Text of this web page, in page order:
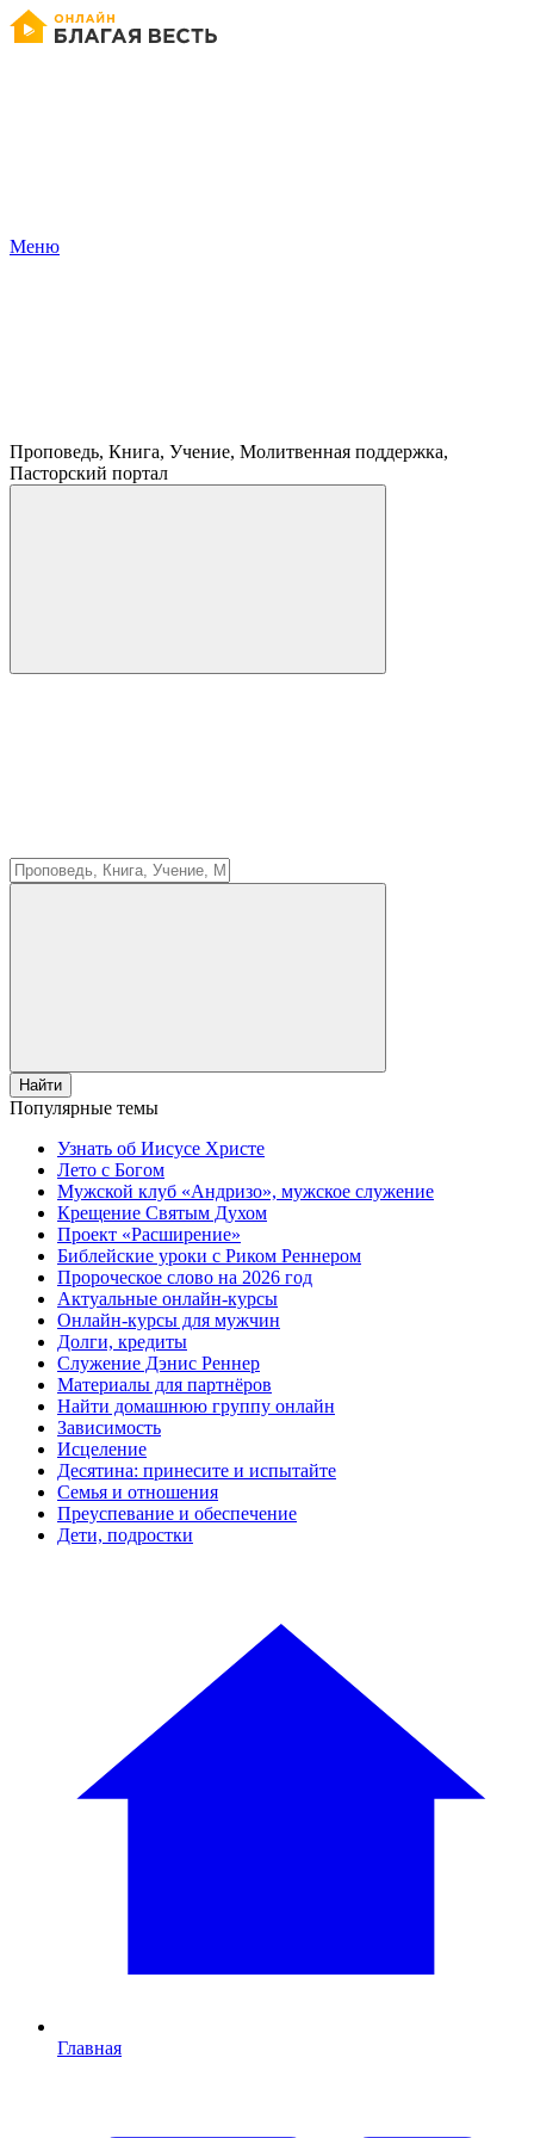
Меню
Проповедь, Книга, Учение, Молитвенная поддержка,
Пасторский портал
Найти
Популярные темы
Узнать об Иисусе Христе
Лето с Богом
Мужской клуб «Андризо», мужское служение
Крещение Святым Духом
Проект «Расширение»
Библейские уроки с Риком Реннером
Пророческое слово на 2026 год
Актуальные онлайн-курсы
Онлайн-курсы для мужчин
Долги, кредиты
Служение Дэнис Реннер
Материалы для партнёров
Найти домашнюю группу онлайн
Зависимость
Исцеление
Десятина: принесите и испытайте
Семья и отношения
Преуспевание и обеспечение
Дети, подростки
Главная